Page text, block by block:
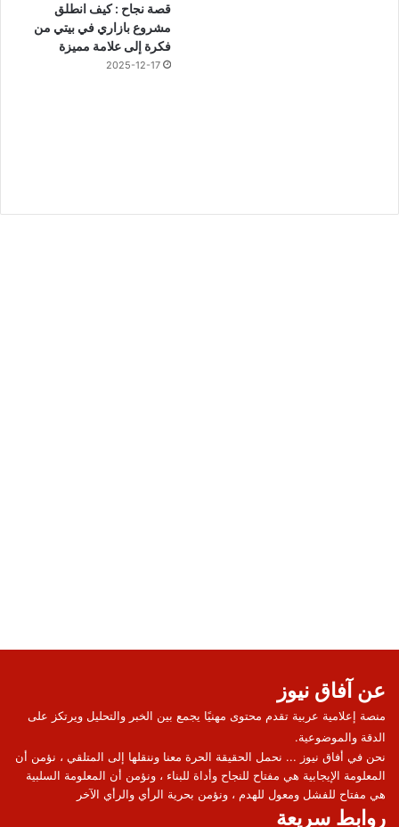
قصة نجاح : كيف انطلق
مشروع بازاري في بيتي من
فكرة إلى علامة مميزة
2025-12-17
عن آفاق نيوز
منصة إعلامية عربية تقدم محتوى مهنيًا يجمع بين الخبر والتحليل ويرتكز على
الدقة والموضوعية.
نحن في أفاق نيوز ... نحمل الحقيقة الحرة معنا وننقلها إلى المتلقي ، نؤمن أن
المعلومة الإيجابية هي مفتاح للنجاح وأداة للبناء ، ونؤمن أن المعلومة السلبية
هي مفتاح للفشل ومعول للهدم ، ونؤمن بحرية الرأي والرأي الآخر
روابط سريعة